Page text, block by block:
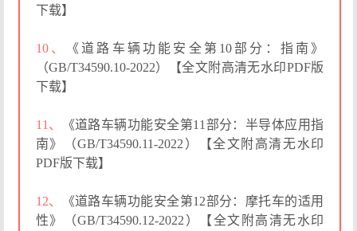
下载】
10、
《道路车辆功能安全第10部分：指南》
（GB/T34590.10-2022）【全文附高清无水印PDF版
下载】
11、
《道路车辆功能安全第11部分：半导体应用指
南》（GB/T34590.11-2022）【全文附高清无水印
PDF版下载】
12、
《道路车辆功能安全第12部分：摩托车的适用
性》（GB/T34590.12-2022）【全文附高清无水印